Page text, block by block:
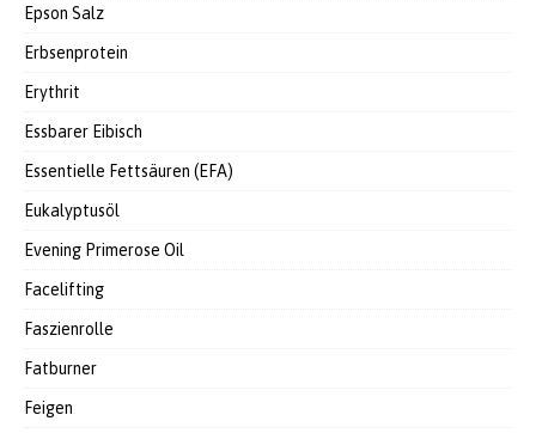
Epson Salz
Erbsenprotein
Erythrit
Essbarer Eibisch
Essentielle Fettsäuren (EFA)
Eukalyptusöl
Evening Primerose Oil
Facelifting
Faszienrolle
Fatburner
Feigen